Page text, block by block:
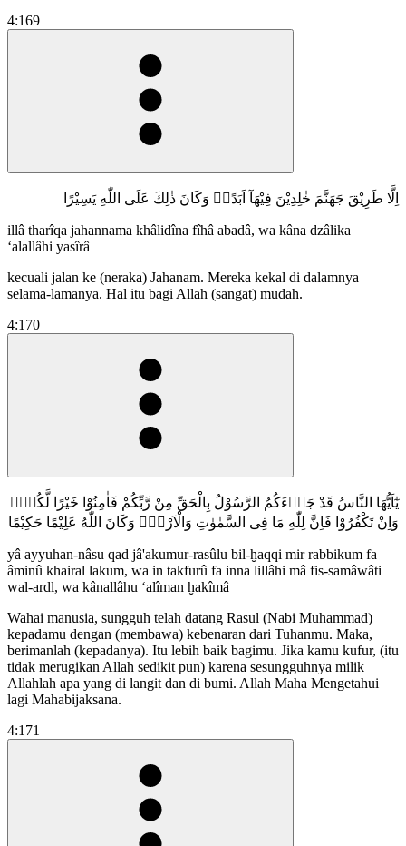
4:169
اِلَّا طَرِيْقَ جَهَنَّمَ خٰلِدِيْنَ فِيْهَآ اَبَدًاۗ وَكَانَ ذٰلِكَ عَلَى اللّٰهِ يَسِيْرًا
illâ tharîqa jahannama khâlidîna fîhâ abadâ, wa kâna dzâlika
‘alallâhi yasîrâ
kecuali jalan ke (neraka) Jahanam. Mereka kekal di dalamnya
selama-lamanya. Hal itu bagi Allah (sangat) mudah.
4:170
يٰٓاَيُّهَا النَّاسُ قَدْ جَاۤءَكُمُ الرَّسُوْلُ بِالْحَقِّ مِنْ رَّبِّكُمْ فَاٰمِنُوْا خَيْرًا لَّكُمْۗ
وَاِنْ تَكْفُرُوْا فَاِنَّ لِلّٰهِ مَا فِى السَّمٰوٰتِ وَالْاَرْضِۗ وَكَانَ اللّٰهُ عَلِيْمًا حَكِيْمًا
yâ ayyuhan-nâsu qad jâ'akumur-rasûlu bil-ḫaqqi mir rabbikum fa
âminû khairal lakum, wa in takfurû fa inna lillâhi mâ fis-samâwâti
wal-ardl, wa kânallâhu ‘alîman ḫakîmâ
Wahai manusia, sungguh telah datang Rasul (Nabi Muhammad)
kepadamu dengan (membawa) kebenaran dari Tuhanmu. Maka,
berimanlah (kepadanya). Itu lebih baik bagimu. Jika kamu kufur, (itu
tidak merugikan Allah sedikit pun) karena sesungguhnya milik
Allahlah apa yang di langit dan di bumi. Allah Maha Mengetahui
lagi Mahabijaksana.
4:171